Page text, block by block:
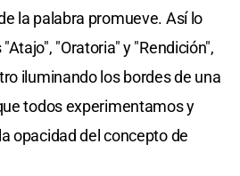
la palabra promueve. Así lo
"Oratoria" y "Rendición",
iluminando los bordes de una
todos experimentamos y
opacidad del concepto de